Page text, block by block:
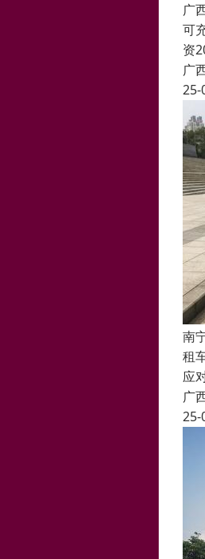
广
可
资
广
25-
南
租
应
广
25-